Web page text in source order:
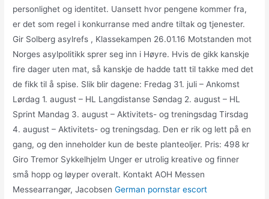
personlighet og identitet. Uansett hvor pengene kommer fra,
er det som regel i konkurranse med andre tiltak og tjenester.
Gir Solberg asylrefs , Klassekampen 26.01.16 Motstanden mot
Norges asylpolitikk sprer seg inn i Høyre. Hvis de gikk kanskje
fire dager uten mat, så kanskje de hadde tatt til takke med det
de fikk til å spise. Slik blir dagene: Fredag 31. juli – Ankomst
Lørdag 1. august – HL Langdistanse Søndag 2. august – HL
Sprint Mandag 3. august – Aktivitets- og treningsdag Tirsdag
4. august – Aktivitets- og treningsdag. Den er rik og lett på en
gang, og den inneholder kun de beste planteoljer. Pris: 498 kr
Giro Tremor Sykkelhjelm Unger er utrolig kreative og finner
små hopp og løyper overalt. Kontakt AOH Messen
Messearrangør, JacobsenGerman pornstar escort